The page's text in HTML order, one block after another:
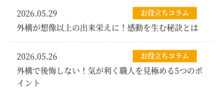
2026.05.29 お役立ちコラム
外構が想像以上の出来栄えに！感動を生む秘訣とは
2026.05.26 お役立ちコラム
外構で後悔しない！気が利く職人を見極める5つのポ
イント